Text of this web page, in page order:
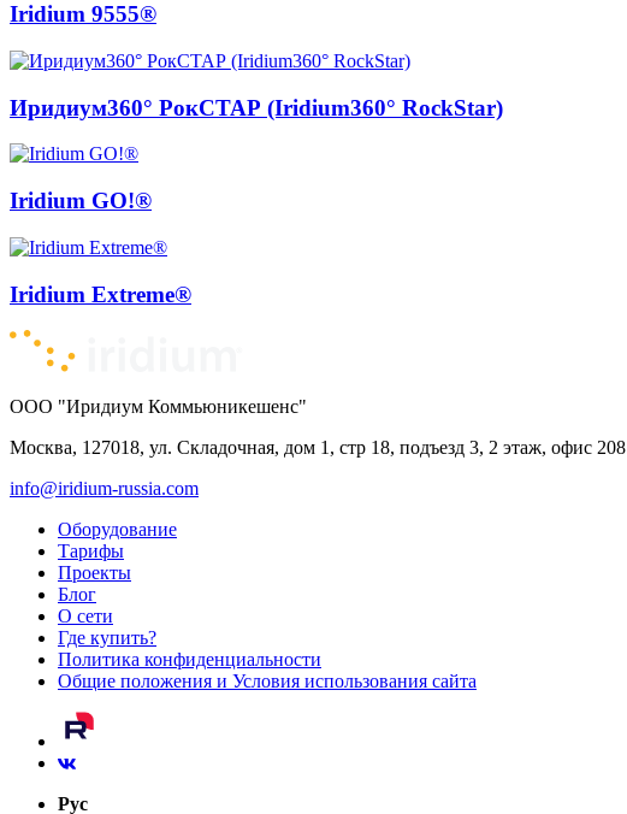
Iridium 9555®
Иридиум360° РокСТАР (Iridium360° RockStar)
Iridium GO!®
Iridium Extreme®
ООО "Иридиум Коммьюникешенс"
Москва, 127018, ул. Складочная, дом 1, стр 18, подъезд 3, 2 этаж, офис 208
info@iridium-russia.com
Оборудование
Тарифы
Проекты
Блог
О сети
Где купить?
Политика конфиденциальности
Общие положения и Условия использования сайта
Рус